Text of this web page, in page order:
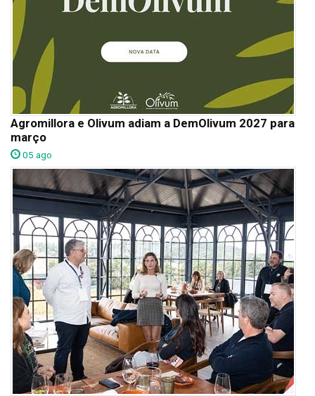
Agromillora e Olivum adiam a DemOlivum 2027 para
março
05 ago